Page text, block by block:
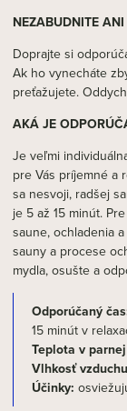
NEZABUDNITE
Doprajte si
Ak ho vynecháte
preťažujete.
AKÁ JE
Je veľmi
pre Vás príjemné a
sa nesvoji, radšej
je 5 až 15 minút.
saune, ochladenia
sauny a procese
mydla, osušte a
Odporúčaný
15 minút v
Teplota v
Vlhkosť
Účinky: